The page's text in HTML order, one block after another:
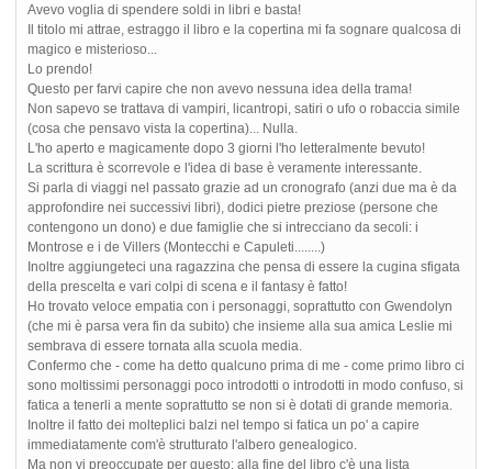
Avevo voglia di spendere soldi in libri e basta!
Il titolo mi attrae, estraggo il libro e la copertina mi fa sognare qualcosa di
magico e misterioso...
Lo prendo!
Questo per farvi capire che non avevo nessuna idea della trama!
Non sapevo se trattava di vampiri, licantropi, satiri o ufo o robaccia simile
(cosa che pensavo vista la copertina)... Nulla.
L'ho aperto e magicamente dopo 3 giorni l'ho letteralmente bevuto!
La scrittura è scorrevole e l'idea di base è veramente interessante.
Si parla di viaggi nel passato grazie ad un cronografo (anzi due ma è da
approfondire nei successivi libri), dodici pietre preziose (persone che
contengono un dono) e due famiglie che si intrecciano da secoli: i
Montrose e i de Villers (Montecchi e Capuleti........)
Inoltre aggiungeteci una ragazzina che pensa di essere la cugina sfigata
della prescelta e vari colpi di scena e il fantasy è fatto!
Ho trovato veloce empatia con i personaggi, soprattutto con Gwendolyn
(che mi è parsa vera fin da subito) che insieme alla sua amica Leslie mi
sembrava di essere tornata alla scuola media.
Confermo che - come ha detto qualcuno prima di me - come primo libro ci
sono moltissimi personaggi poco introdotti o introdotti in modo confuso, si
fatica a tenerli a mente soprattutto se non si è dotati di grande memoria.
Inoltre il fatto dei molteplici balzi nel tempo si fatica un po' a capire
immediatamente com'è strutturato l'albero genealogico.
Ma non vi preoccupate per questo: alla fine del libro c'è una lista